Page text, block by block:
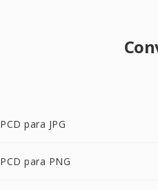
PCD para JPG
PCD para PNG